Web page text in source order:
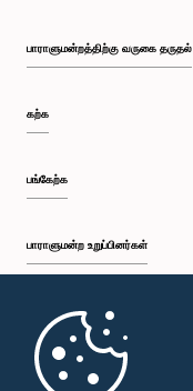
பாராளுமன்றத்திற்கு வருகை தருதல்
கற்க
பங்கேற்க
பாராளுமன்ற உறுப்பினர்கள்
முதற்பக்கம்